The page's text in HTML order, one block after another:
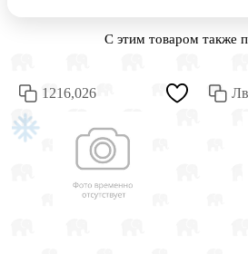
С этим товаром также
1216,026